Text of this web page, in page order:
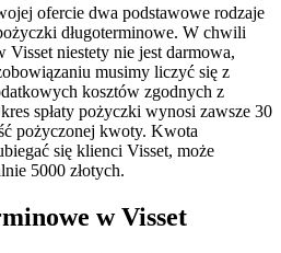
ofercie dwa podstawowe rodzaje
długoterminowe. W chwili
Visset niestety nie jest darmowa,
musimy liczyć się z
kosztów zgodnych z
spłaty pożyczki wynosi zawsze 30
pożyczonej kwoty. Kwota
się klienci Visset, może
5000 złotych.
w Visset